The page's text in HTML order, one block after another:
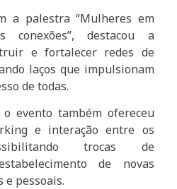
a palestra “Mulheres em
destacou a
e fortalecer redes de
laços que impulsionam
de todas.
evento também ofereceu
e interação entre os
trocas de
de novas
e pessoais.